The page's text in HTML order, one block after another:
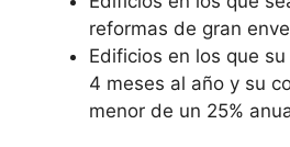
reformas de gran
Edificios en los que
4 meses al año y su
menor de un 25%